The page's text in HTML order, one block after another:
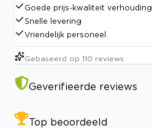
Goede prijs-kwaliteit verhouding
Snelle levering
Vriendelijk personeel
Gebaseerd op 110 reviews
Geverifieerde reviews
Top beoordeeld